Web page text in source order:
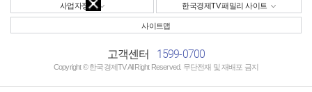
사업자정보 한국경제TV 패밀리 사이트
사이트맵
고객센터 1599-0700
Copyright © 한국경제TV All Right Reserved. 무단전재 및 재배포 금지